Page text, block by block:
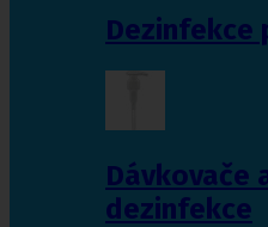
Dezinfekce
Dávkovače
dezinfekce